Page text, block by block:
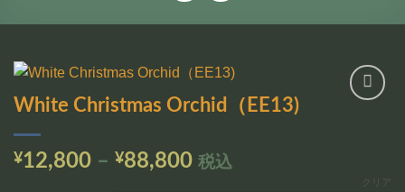
White Christmas Orchid（EE13)
¥12,800 – ¥88,800価
税込
クリア